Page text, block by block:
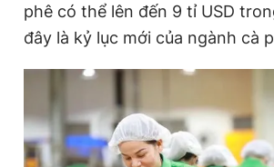
phê có thể lên đến 9 tỉ USD
đây là kỷ lục mới của ngành cà